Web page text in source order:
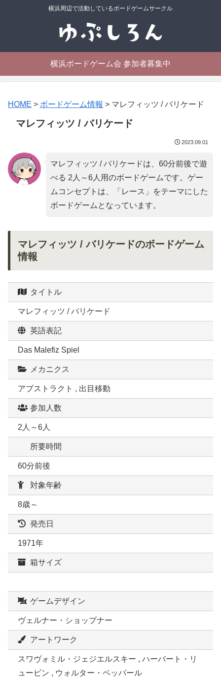
横浜周辺で活動しているボードゲームサークル
横浜ボードゲーム会 参加者募集中
HOME > ボードゲーム情報 > マレフィッツ / バリケード
マレフィッツ / バリケード
2023.09.01
マレフィッツ / バリケードは、60分前後で遊
べる 2人～6人用のボードゲームです。ゲー
ムコンセプトは、「 レース 」をテーマにした
ボードゲームとなっています。
マレフィッツ / バリケードのボードゲーム
情報
タイトル
マレフィッツ / バリケード
英語表記
Das Malefiz Spiel
メカニクス
アブストラクト , 出目移動
参加人数
2人～6人
所要時間
60分前後
対象年齢
8歳～
発売日
1971年
箱サイズ
ゲームデザイン
ヴェルナー・ショップナー
アートワーク
スワヴォミル・ジェジエルスキー , ハーバート・リ
ューピン , ウォルター・ペッパール